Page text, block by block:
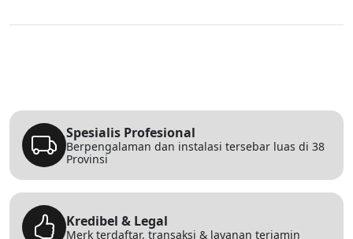
Spesialis Profesional
Berpengalaman dan instalasi tersebar luas di 38
Provinsi
Kredibel & Legal
Merk terdaftar, transaksi & layanan terjamin